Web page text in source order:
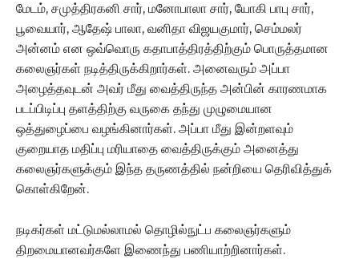
மேடம், சமுத்திரகனி சார், மனோபாலா சார், யோகி பாபு சார்,
பூவையார், ஆதேஷ் பாலா, வனிதா விஜயகுமார், செம்மலர்
அன்னம் என ஒவ்வொரு கதாபாத்திரத்திற்கும் பொருத்தமான
கலைஞர்கள் நடித்திருக்கிறார்கள். அனைவரும் அப்பா
அழைத்தவுடன் அவர் மீது வைத்திருந்த அன்பின் காரணமாக
படப்பிடிப்பு தளத்திற்கு வருகை தந்து முழுமையான
ஒத்துழைப்பை வழங்கினார்கள். அப்பா மீது இன்றளவும்
குறையாத மதிப்பு மரியாதை வைத்திருக்கும் அனைத்து
கலைஞர்களுக்கும் இந்த தருணத்தில் நன்றியை தெரிவித்துக்
கொள்கிறேன்.
நடிகர்கள் மட்டுமல்லாமல் தொழில்நுட்ப கலைஞர்களும்
திறமையானவர்களே இணைந்து பணியாற்றினார்கள்.‌